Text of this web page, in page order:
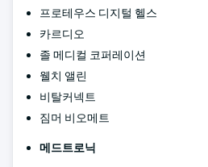
프로테우스 디지털 헬스
카르디오
졸 메디컬 코퍼레이션
웰치 앨린
비탈커넥트
짐머 비오메트
메드트로닉